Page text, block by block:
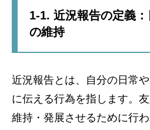
1-1. 近況報告の定義
の維持
近況報告とは、自分の日常
に伝える行為を指します。
維持・発展させるために行